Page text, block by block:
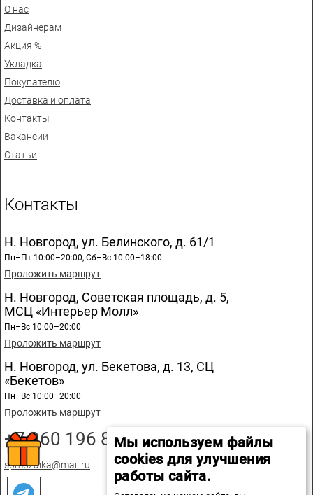
О нас
Дизайнерам
Акция %
Укладка
Покупателю
Доставка и оплата
Контакты
Вакансии
Статьи
Контакты
Н. Новгород, ул. Белинского, д. 61/1
Пн–Пт 10:00–20:00, Сб–Вс 10:00–18:00
Проложить маршрут
Н. Новгород, Советская площадь, д. 5,
МСЦ «Интерьер Молл»
Пн–Вс 10:00–20:00
Проложить маршрут
Н. Новгород, ул. Бекетова, д. 13, СЦ
«Бекетов»
Пн–Вс 10:00–20:00
Проложить маршрут
+7 960 196 89 20
spmozaika@mail.ru
Мы используем файлы
cookies для улучшения
работы сайта.